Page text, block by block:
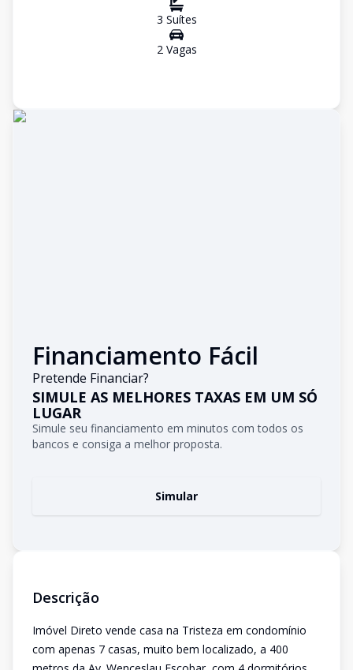
3 Suítes
2Vagas
Financiamento Fácil
Pretende Financiar?
SIMULE AS MELHORES TAXAS EM UM SÓ
LUGAR
Simule seu financiamento em minutos com todos os
bancos e consiga a melhor proposta.
Simular
Descrição
Imóvel Direto vende casa na Tristeza em condomínio
com apenas 7 casas, muito bem localizado, a 400